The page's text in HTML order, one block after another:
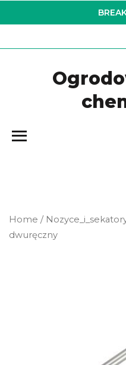
to
Home /
dwuręczny